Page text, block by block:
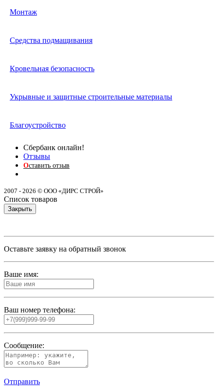
Монтаж
Средства подмащивания
Кровельная безопасность
Укрывные и защитные строительные материалы
Благоустройство
Сбербанк онлайн!
Отзывы
Оставить отзыв
2007 - 2026 © ООО «ДИРС СТРОЙ»
Список товаров
Закрыть
Оставьте заявку на обратный звонок
Ваше имя:
Ваш номер телефона:
Сообщение:
Отправить